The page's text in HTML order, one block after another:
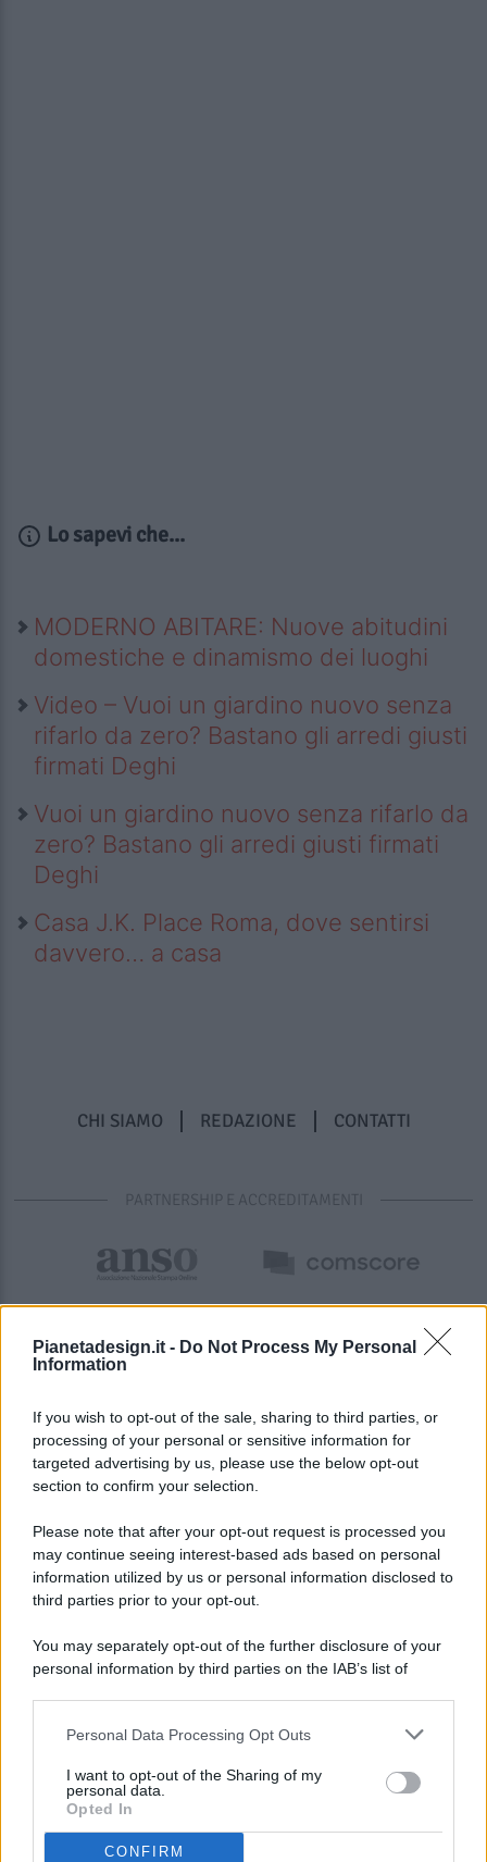
Pianetadesign.it - Do Not Process My Personal
Information
If you wish to opt-out of the sale, sharing to third parties, or
processing of your personal or sensitive information for
targeted advertising by us, please use the below opt-out
section to confirm your selection.
Please note that after your opt-out request is processed you
may continue seeing interest-based ads based on personal
information utilized by us or personal information disclosed to
third parties prior to your opt-out.
You may separately opt-out of the further disclosure of your
personal information by third parties on the IAB’s list of
This information may also be disclosed by us to third parties
disclose it to other third parties.
Personal Data Processing Opt Outs
I want to opt-out of the Sharing of my
personal data.
Opted In
CONFIRM
Lo sapevi che...
MODERNO ABITARE: Nuove abitudini
domestiche e dinamismo dei luoghi
Video – Vuoi un giardino nuovo senza
rifarlo da zero? Bastano gli arredi giusti
firmati Deghi
Vuoi un giardino nuovo senza rifarlo da
zero? Bastano gli arredi giusti firmati
Deghi
Casa J.K. Place Roma, dove sentirsi
davvero… a casa
CHI SIAMO REDAZIONE CONTATTI
PARTNERSHIP E ACCREDITAMENTI
© 2026 - Pianeta Design - P.IVA 04827280654 - Testata
Registrata Al Tribunale Di Nocera Inferiore N. 8/2020 - RG N.
ISCRIZIONE AL ROC N. 35792 – ISCRITTA ALL’ANSO
(ASSOCIAZIONE NAZIONALE STAMPA ONLINE)
PREFERENZE PRIVACY